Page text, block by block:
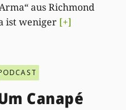
aus Richmond
ist weniger [+]
Canapé